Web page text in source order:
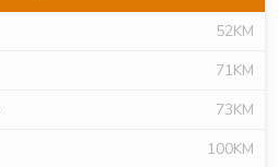
52KM
71KM
73KM
100KM